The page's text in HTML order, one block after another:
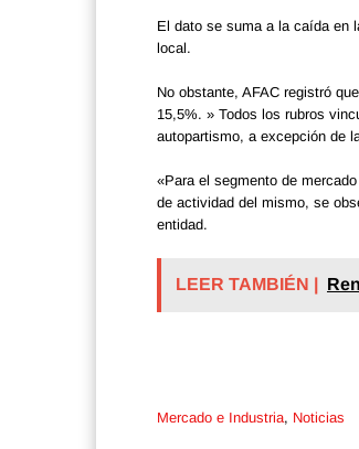
El dato se suma a la caída en
local.
No obstante, AFAC registró
15,5%. » Todos los rubros
autopartismo, a excepción de
«Para el segmento de
de actividad del mismo, se
entidad.
LEER TAMBIÉN |
Mercado e Industria, Noticias